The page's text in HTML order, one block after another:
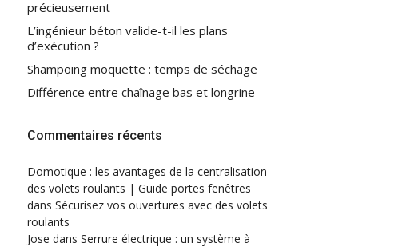
précieusement
L’ingénieur béton valide-t-il les plans
d’exécution ?
Shampoing moquette : temps de séchage
Différence entre chaînage bas et longrine
Commentaires récents
Domotique : les avantages de la centralisation
des volets roulants | Guide portes fenêtres
dans Sécurisez vos ouvertures avec des volets
roulants
Jose dans Serrure électrique : un système à